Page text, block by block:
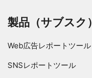
製品（サブスク）
Web広告レポートツール
SNSレポートツール